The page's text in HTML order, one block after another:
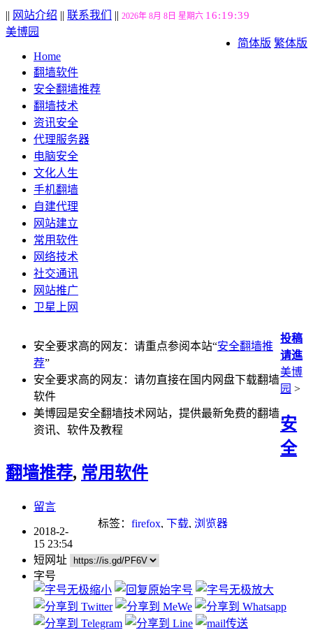
|| 网站介绍 || 联系我们 || 2026年 8月 8日 星期六 16:19:39
简体版 繁体版
美博园
Home
翻墙软件
安全翻墙推荐
翻墙技术
资讯安全
代理服务器
电脑安全
文化人生
手机翻墙
自建代理
网站建立
常用软件
网络技术
社交通讯
网站推广
卫星上网
安全要求高的网友：请重点参阅本站“安全翻墙推
荐”
安全要求高的网友：请勿直接在国内网盘下载翻墙
软件
美博园是安全翻墙技术网站，提供最新免费的翻墙
资讯、软件及教程
投稿
请進
美博
园 >
安
全
翻墙推荐, 常用软件
留言
标签： firefox, 下载, 浏览器
2018-2-
15 23:54
短网址
字号